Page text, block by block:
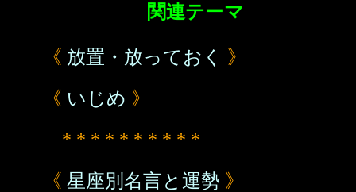
関連テーマ
《 放置・放っておく
》
《 いじめ 》
* * * * * * * * * *
《 星座別名言と運勢 》